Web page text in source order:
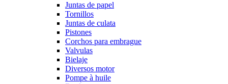
Juntas de papel
Tornillos
Juntas de culata
Pistones
Corchos para embrague
Valvulas
Bielaje
Diversos motor
Pompe à huile